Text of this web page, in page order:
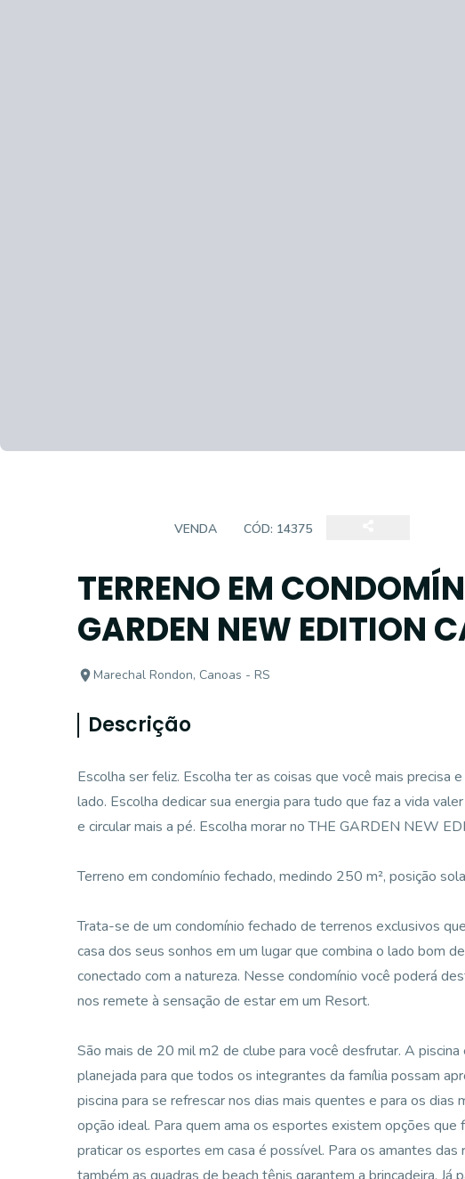
VENDA CÓD: 14375
TERRENO EM
GARDEN NEW EDITION
Marechal Rondon, Canoas - RS
Descrição
Escolha ser feliz. Escolha ter as coisas que você mais precisa
lado. Escolha dedicar sua energia para tudo que faz a vida
e circular mais a pé. Escolha morar no THE GARDEN NEW
Terreno em condomínio fechado, medindo 250 m², posição
Trata-se de um condomínio fechado de terrenos exclusivos
casa dos seus sonhos em um lugar que combina o lado bom
conectado com a natureza. Nesse condomínio você poderá
nos remete à sensação de estar em um Resort.
São mais de 20 mil m2 de clube para você desfrutar. A
planejada para que todos os integrantes da família possam
piscina para se refrescar nos dias mais quentes e para os dias
opção ideal. Para quem ama os esportes existem opções que
praticar os esportes em casa é possível. Para os amantes